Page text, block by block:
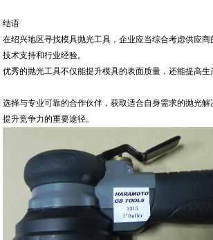
结语
在绍兴地区寻找模具抛光工具，企业应当综合考虑供应商
技术支持和行业经验。
优秀的抛光工具不仅能提升模具的表面质量，还能提高生
选择与专业可靠的合作伙伴，获取适合自身需求的抛光
提升竞争力的重要途径。